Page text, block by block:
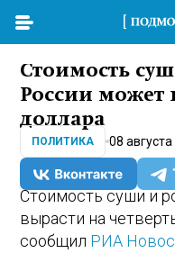
Стоимость
России может
доллара
ПОЛИТИКА 08
Стоимость суши и
вырасти на
сообщил РИА